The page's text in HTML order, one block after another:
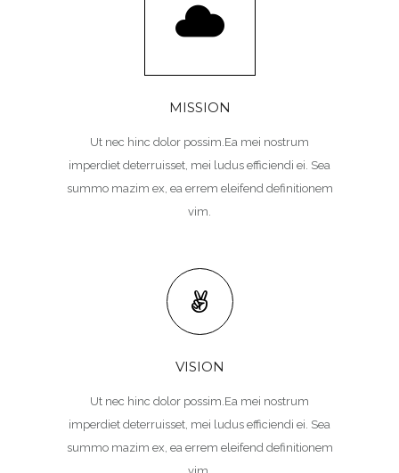
MISSION
Ut nec hinc dolor possim.Ea mei nostrum
imperdiet deterruisset, mei ludus efficiendi ei. Sea
summo mazim ex, ea errem eleifend definitionem
vim.
VISION
Ut nec hinc dolor possim.Ea mei nostrum
imperdiet deterruisset, mei ludus efficiendi ei. Sea
summo mazim ex, ea errem eleifend definitionem